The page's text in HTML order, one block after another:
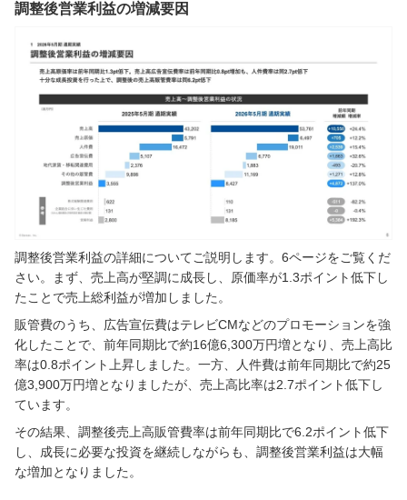
調整後営業利益の増減要因
調整後営業利益の詳細についてご説明します。6ページをご覧くだ
さい。まず、売上高が堅調に成長し、原価率が1.3ポイント低下し
たことで売上総利益が増加しました。
販管費のうち、広告宣伝費はテレビCMなどのプロモーションを強
化したことで、前年同期比で約16億6,300万円増となり、売上高比
率は0.8ポイント上昇しました。一方、人件費は前年同期比で約25
億3,900万円増となりましたが、売上高比率は2.7ポイント低下し
ています。
その結果、調整後売上高販管費率は前年同期比で6.2ポイント低下
し、成長に必要な投資を継続しながらも、調整後営業利益は大幅
な増加となりました。